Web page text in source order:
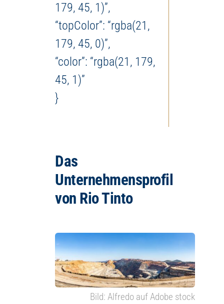
179, 45, 1)”,
“topColor”: “rgba(21,
179, 45, 0)”,
“color”: “rgba(21, 179,
45, 1)”
}
Das
Unternehmensprofil
von Rio Tinto
Bild: Alfredo auf Adobe stock